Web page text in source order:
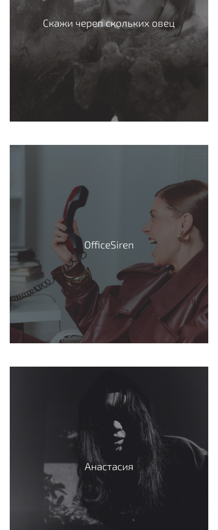
Скажи череп скольких овец
OfficeSiren
Анастасия